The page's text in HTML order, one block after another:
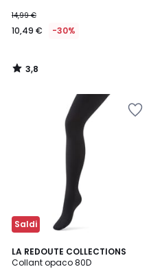
14,99 €
10,49 € -30%
3,8
/
Saldi
LA REDOUTE COLLECTIONS
Collant opaco 80D
4,5
/ 5